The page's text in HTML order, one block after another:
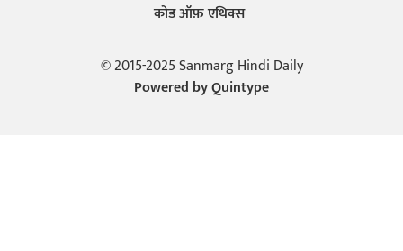
कोड ऑफ़ एथिक्स
© 2015-2025 Sanmarg Hindi Daily
Powered byQuintype